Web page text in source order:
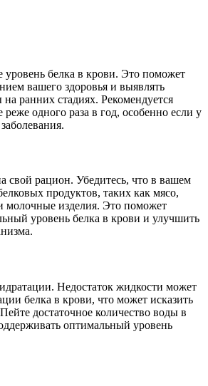
уровень белка в крови. Это поможет
вашего здоровья и выявлять
ранних стадиях. Рекомендуется
одного раза в год, особенно если у
свой рацион. Убедитесь, что в вашем
продуктов, таких как мясо,
молочные изделия. Это поможет
уровень белка в крови и улучшить
Недостаток жидкости может
белка в крови, что может исказить
достаточное количество воды в
оптимальный уровень